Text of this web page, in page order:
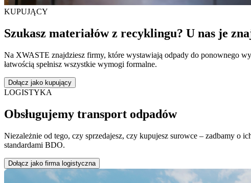
KUPUJĄCY
Szukasz materiałów z recyklingu? U nas je
Na XWASTE znajdziesz firmy, które wystawiają odpady do ponownego
łatwością spełnisz wszystkie wymogi formalne.
Dołącz jako kupujący
LOGISTYKA
Obsługujemy transport odpadów
Niezależnie od tego, czy sprzedajesz, czy kupujesz surowce – zadbamy o
standardami BDO.
Dołącz jako firma logistyczna